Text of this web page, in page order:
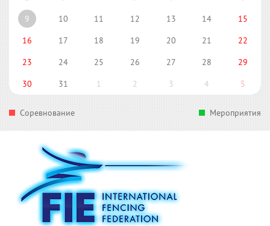
9
10 11 12 13 14
15
16
17 18 19 20 21
22
23
24 25 26 27 28
29
30
31 1 2 3 4 5
Соревнование Мероприятия